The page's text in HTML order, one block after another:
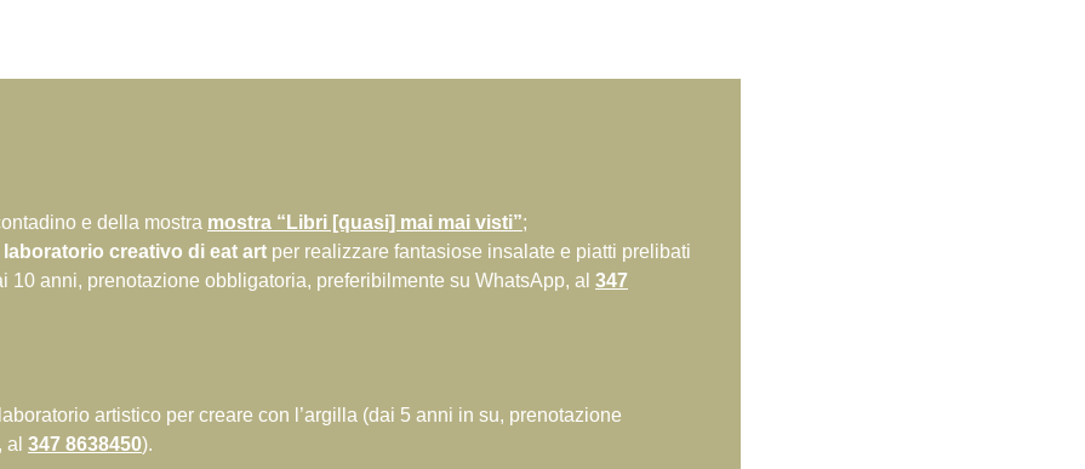
e della mostra mostra “Libri [quasi] mai mai visti”;
laboratorio creativo di eat art per realizzare fantasiose insalate e piatti prelibati
anni, prenotazione obbligatoria, preferibilmente su WhatsApp, al 347
artistico per creare con l’argilla (dai 5 anni in su, prenotazione
347 8638450).